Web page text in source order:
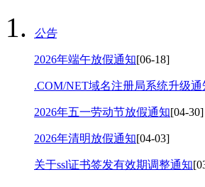
公告
2026年端午放假通知[06-18]
.COM/NET域名注册局系统升级通
2026年五一劳动节放假通知[04-30]
2026年清明放假通知[04-03]
关于ssl证书签发有效期调整通知